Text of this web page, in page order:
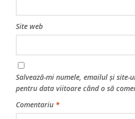
Site web
Salvează-mi numele, emailul și
pentru data viitoare când o să
Comentariu *